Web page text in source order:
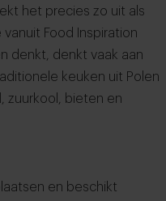
het precies zo uit als
vanuit Food Inspiration
denkt, denkt vaak aan
keuken uit Polen
zuurkool, bieten en
en beschikt